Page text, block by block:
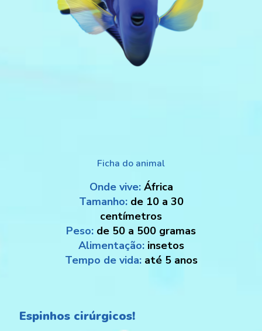
Ficha do animal
Onde vive:África
Tamanho:de 10 a 30
centímetros
Peso: de 50 a 500 gramas
Alimentação:insetos
Tempo de vida:até 5 anos
Espinhos cirúrgicos!